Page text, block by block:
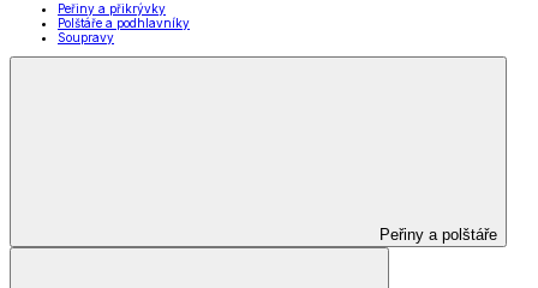
Peřiny a přikrývky
Polštáře a podhlavníky
Soupravy
Peřiny a polštáře